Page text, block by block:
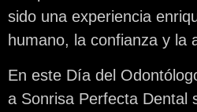
sido una experiencia
humano, la confianza y la
En este Día del
a Sonrisa Perfecta Dental